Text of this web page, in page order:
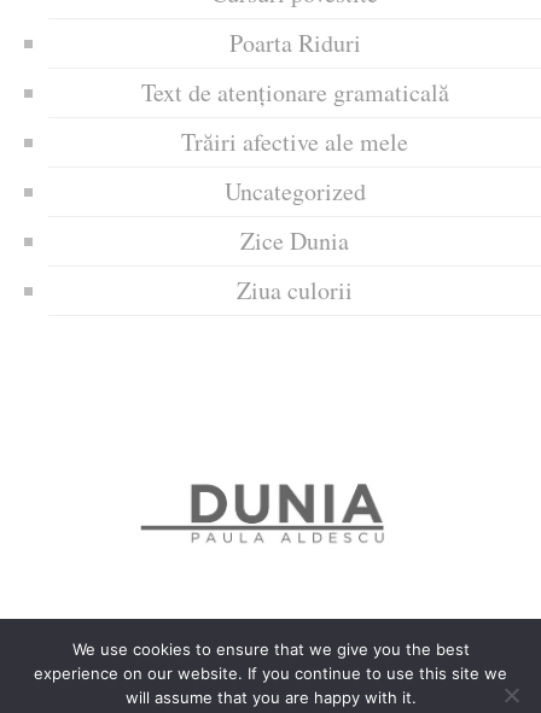
Poarta Riduri
Text de atenționare gramaticală
Trăiri afective ale mele
Uncategorized
Zice Dunia
Ziua culorii
Politica de confidențialitate
Politică privind fișierele cookies
We use cookies to ensure that we give you the best
experience on our website. If you continue to use this site we
will assume that you are happy with it.